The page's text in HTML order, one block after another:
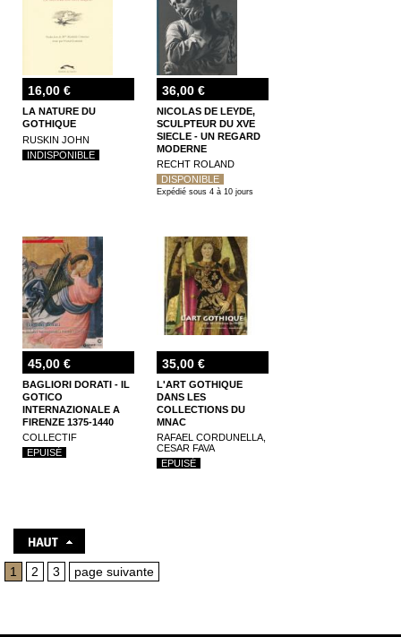
16,00 €
LA NATURE DU
GOTHIQUE
RUSKIN JOHN
INDISPONIBLE
36,00 €
NICOLAS DE LEYDE,
SCULPTEUR DU XVE
SIECLE - UN REGARD
MODERNE
RECHT ROLAND
DISPONIBLE
Expédié sous 4 à 10 jours
45,00 €
BAGLIORI DORATI - IL
GOTICO
INTERNAZIONALE A
FIRENZE 1375-1440
COLLECTIF
EPUISÉ
35,00 €
L'ART GOTHIQUE
DANS LES
COLLECTIONS DU
MNAC
RAFAEL CORDUNELLA,
CESAR FAVA
EPUISÉ
1 2 3 page suivante